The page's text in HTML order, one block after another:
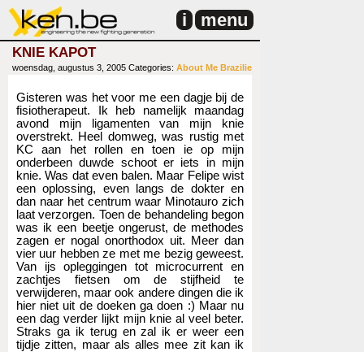
i menu
KNIE KAPOT
woensdag, augustus 3, 2005 Categories: About Me Brazilie
Gisteren was het voor me een dagje bij de
fisiotherapeut. Ik heb namelijk maandag
avond mijn ligamenten van mijn knie
overstrekt. Heel domweg, was rustig met
KC aan het rollen en toen ie op mijn
onderbeen duwde schoot er iets in mijn
knie. Was dat even balen. Maar Felipe wist
een oplossing, even langs de dokter en
dan naar het centrum waar Minotauro zich
laat verzorgen. Toen de behandeling begon
was ik een beetje ongerust, de methodes
zagen er nogal onorthodox uit. Meer dan
vier uur hebben ze met me bezig geweest.
Van ijs opleggingen tot microcurrent en
zachtjes fietsen om de stijfheid te
verwijderen, maar ook andere dingen die ik
hier niet uit de doeken ga doen :) Maar nu
een dag verder lijkt mijn knie al veel beter.
Straks ga ik terug en zal ik er weer een
tijdje zitten, maar als alles mee zit kan ik